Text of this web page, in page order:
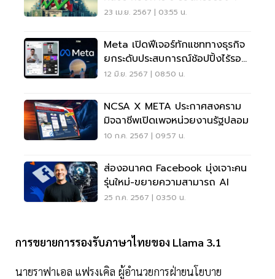
23 เม.ย. 2567 | 03:55 น.
Meta เปิดฟีเจอร์ทักแชททางธุรกิจ
ยกระดับประสบการณ์ช้อปปิ้งไร้รอย
ต่อ
12 มิ.ย. 2567 | 08:50 น.
NCSA X META ประกาศสงคราม
มิจฉาชีพเปิดเพจหน่วยงานรัฐปลอม
10 ก.ค. 2567 | 09:57 น.
ส่องอนาคต Facebook มุ่งเจาะคน
รุ่นใหม่-ขยายความสามารถ AI
25 ก.ค. 2567 | 03:50 น.
การขยายการรองรับภาษาไทยของ Llama 3.1
นายราฟาเอล แฟรงเคิล ผู้อำนวยการฝ่ายนโยบาย